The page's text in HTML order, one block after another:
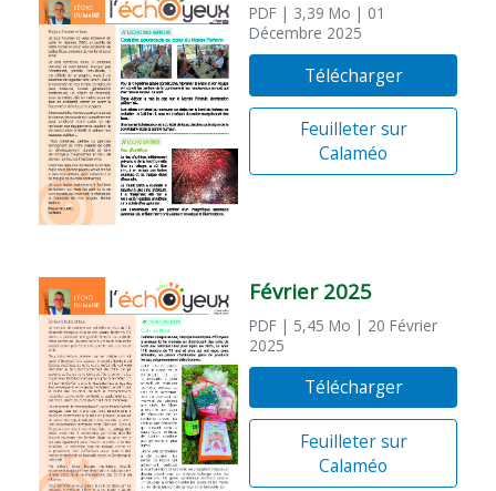
PDF | 3,39 Mo | 01
Décembre 2025
Télécharger
Feuilleter sur
Calaméo
Février 2025
PDF | 5,45 Mo | 20 Février
2025
Télécharger
Feuilleter sur
Calaméo